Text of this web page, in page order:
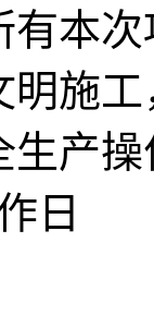
有本
明施
生产
日